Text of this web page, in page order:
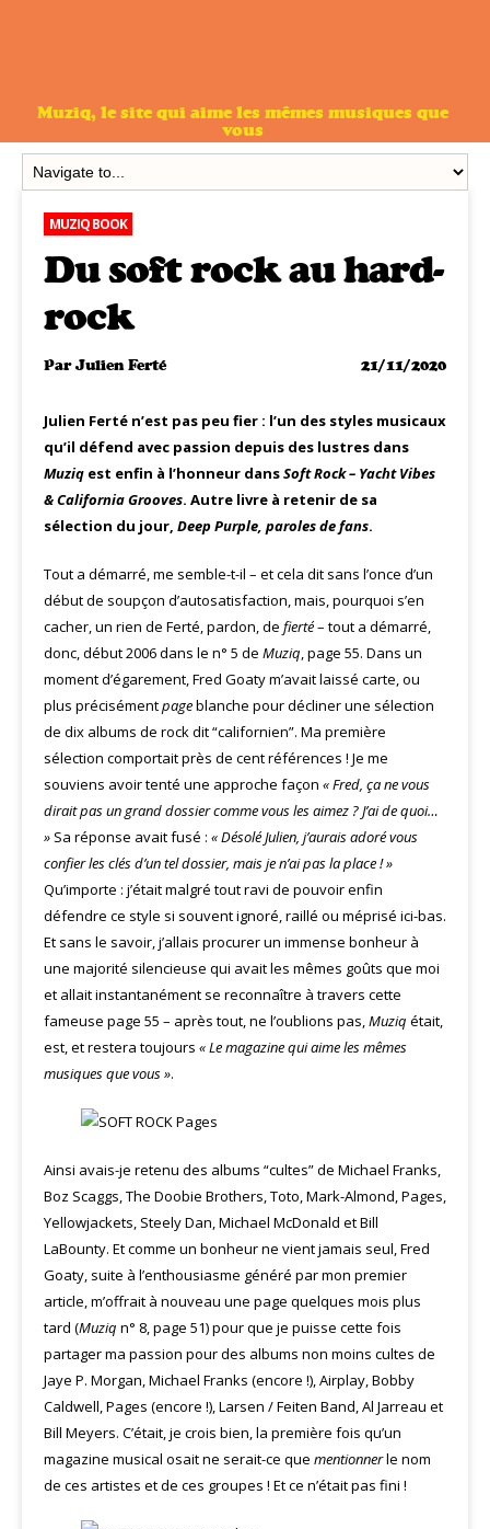
Muziq, le site qui aime les mêmes musiques que
vous
MUZIQ BOOK
Du soft rock au hard-
rock
ParJulien Ferté 21/11/2020
Julien Ferté n’est pas peu fier : l’un des styles musicaux
qu’il défend avec passion depuis des lustres dans
Muziq est enfin à l’honneur dansSoft Rock – Yacht Vibes
& California Grooves. Autre livre à retenir de sa
sélection du jour, Deep Purple, paroles de fans.
Tout a démarré, me semble-t-il – et cela dit sans l’once d’un
début de soupçon d’autosatisfaction, mais, pourquoi s’en
cacher, un rien de Ferté, pardon, de fierté– tout a démarré,
donc, début 2006 dans le n° 5 de Muziq, page 55. Dans un
moment d’égarement, Fred Goaty m’avait laissé carte, ou
plus précisémentpageblanche pour décliner une sélection
de dix albums de rock dit “californien”. Ma première
sélection comportait près de cent références ! Je me
souviens avoir tenté une approche façon « Fred, ça ne vous
dirait pas un grand dossier comme vous les aimez ? J’ai de quoi…
» Sa réponse avait fusé : « Désolé Julien, j’aurais adoré vous
confier les clés d’un tel dossier, mais je n’ai pas la place ! »
Qu’importe : j’était malgré tout ravi de pouvoir enfin
défendre ce style si souvent ignoré, raillé ou méprisé ici-bas.
Et sans le savoir, j’allais procurer un immense bonheur à
une majorité silencieuse qui avait les mêmes goûts que moi
et allait instantanément se reconnaître à travers cette
fameuse page 55 – après tout, ne l’oublions pas,Muziq était,
est, et restera toujours « Le magazine qui aime les mêmes
musiques que vous ».
Ainsi avais-je retenu des albums “cultes” de Michael Franks,
Boz Scaggs, The Doobie Brothers, Toto, Mark-Almond, Pages,
Yellowjackets, Steely Dan, Michael McDonald et Bill
LaBounty. Et comme un bonheur ne vient jamais seul, Fred
Goaty, suite à l’enthousiasme généré par mon premier
article, m’offrait à nouveau une page quelques mois plus
tard (Muziq n° 8, page 51) pour que je puisse cette fois
partager ma passion pour des albums non moins cultes de
Jaye P. Morgan, Michael Franks (encore !), Airplay, Bobby
Caldwell, Pages (encore !), Larsen / Feiten Band, Al Jarreau et
Bill Meyers. C’était, je crois bien, la première fois qu’un
magazine musical osait ne serait-ce que mentionnerle nom
de ces artistes et de ces groupes ! Et ce n’était pas fini !